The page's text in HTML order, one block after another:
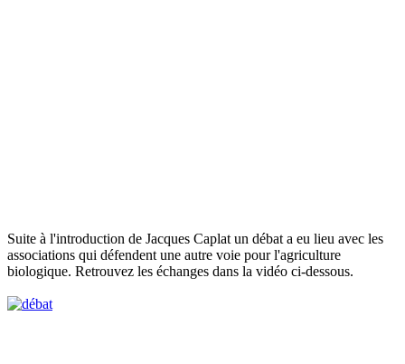
Suite à l'introduction de Jacques Caplat un débat a eu lieu avec les
associations qui défendent une autre voie pour l'agriculture
biologique. Retrouvez les échanges dans la vidéo ci-dessous.